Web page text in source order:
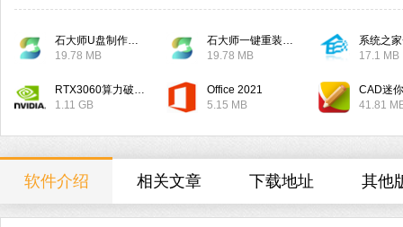
19.78 MB
19.78 MB
系统之
17.1 MB
1.11 GB
Office 2021
5.15 MB
CAD迷
41.81
软件介绍 相关文章 下载地址 其他